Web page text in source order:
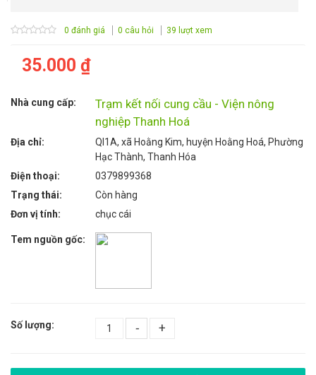
0 đánh giá 0 câu hỏi 39 lượt xem
35.000 ₫
Nhà cung cấp:
Trạm kết nối cung cầu - Viện nông
nghiệp Thanh Hoá
Địa chỉ:
Ql1A, xã Hoằng Kim, huyện Hoằng Hoá, Phường
Hạc Thành, Thanh Hóa
Điện thoại:
0379899368
Trạng thái:
Còn hàng
Đơn vị tính:
chục cái
Tem nguồn gốc:
Số lượng: - +